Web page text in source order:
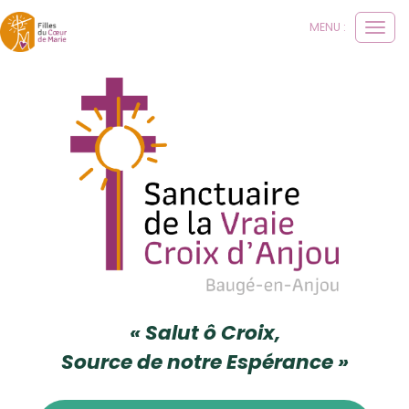
le
MENU :
« Salut ô Croix,
Source de notre Espérance »
Panneau de gestion des cookies